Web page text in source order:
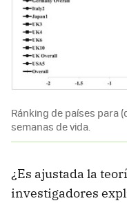
Ránking de países para
semanas de vida.
¿Es ajustada la
investigadores